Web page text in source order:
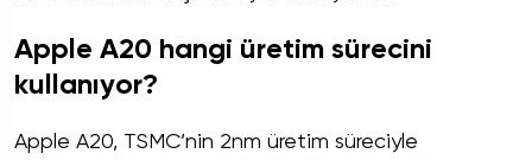
Apple A20 hangi üretim sürecini
kullanıyor?
Apple A20, TSMC’nin 2nm üretim süreciyle